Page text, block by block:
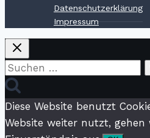
Datenschutzerklärung
Impressum
Suchen
nach:
Diese Website benutzt
Website weiter nutzt, gehen